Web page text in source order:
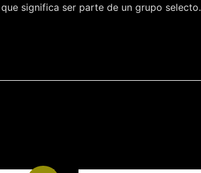
significa ser parte de un grupo selecto.